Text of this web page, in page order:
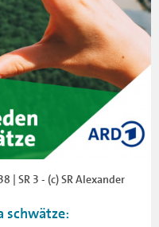
| SR 3 - (c) SR Alexander
schwätze: